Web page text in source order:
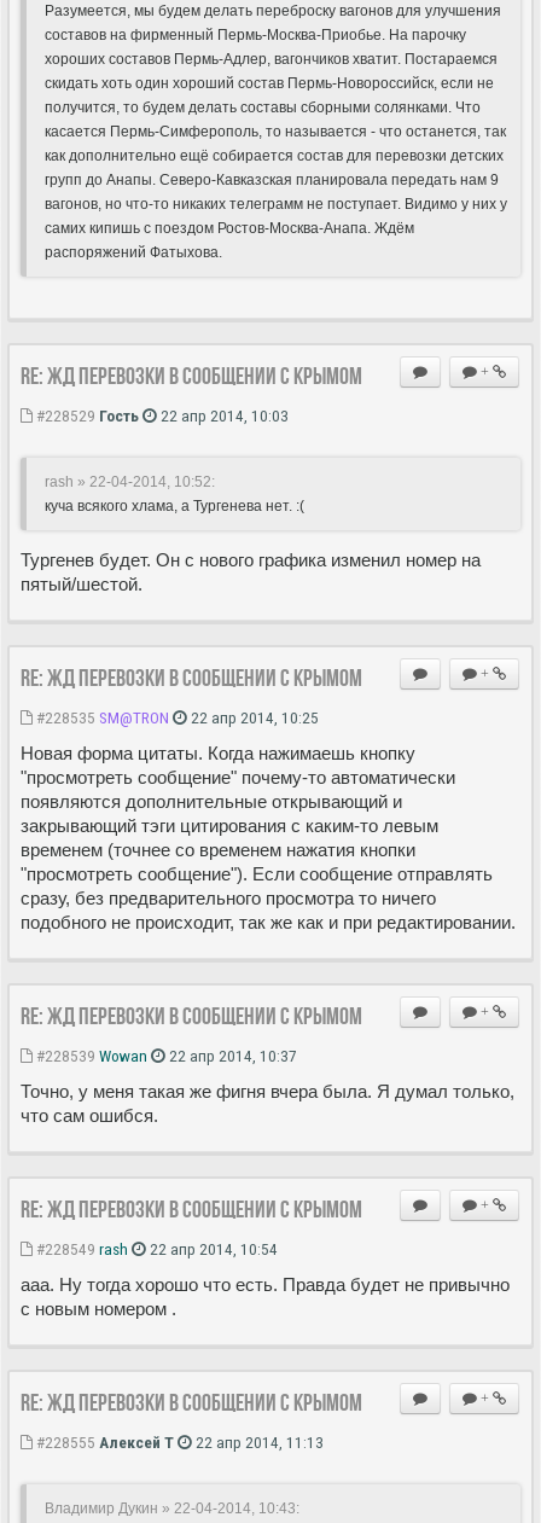
Разумеется, мы будем делать переброску вагонов для улучшения
составов на фирменный Пермь-Москва-Приобье. На парочку
хороших составов Пермь-Адлер, вагончиков хватит. Постараемся
скидать хоть один хороший состав Пермь-Новороссийск, если не
получится, то будем делать составы сборными солянками. Что
касается Пермь-Симферополь, то называется - что останется, так
как дополнительно ещё собирается состав для перевозки детских
групп до Анапы. Северо-Кавказская планировала передать нам 9
вагонов, но что-то никаких телеграмм не поступает. Видимо у них у
самих кипишь с поездом Ростов-Москва-Анапа. Ждём
распоряжений Фатыхова.
+
Re: ЖД перевозки в сообщении с Крымом
#228529 Гость 22 апр 2014, 10:03
rash » 22-04-2014, 10:52:
куча всякого хлама, а Тургенева нет. :(
Тургенев будет. Он с нового графика изменил номер на
пятый/шестой.
+
Re: ЖД перевозки в сообщении с Крымом
#228535 SM@TRON 22 апр 2014, 10:25
Новая форма цитаты. Когда нажимаешь кнопку
"просмотреть сообщение" почему-то автоматически
появляются дополнительные открывающий и
закрывающий тэги цитирования с каким-то левым
временем (точнее со временем нажатия кнопки
"просмотреть сообщение"). Если сообщение отправлять
сразу, без предварительного просмотра то ничего
подобного не происходит, так же как и при редактировании.
+
Re: ЖД перевозки в сообщении с Крымом
#228539 Wowan 22 апр 2014, 10:37
Точно, у меня такая же фигня вчера была. Я думал только,
что сам ошибся.
+
Re: ЖД перевозки в сообщении с Крымом
#228549 rash 22 апр 2014, 10:54
ааа. Ну тогда хорошо что есть. Правда будет не привычно
с новым номером .
+
Re: ЖД перевозки в сообщении с Крымом
#228555 Алексей Т 22 апр 2014, 11:13
Владимир Дукин » 22-04-2014, 10:43: